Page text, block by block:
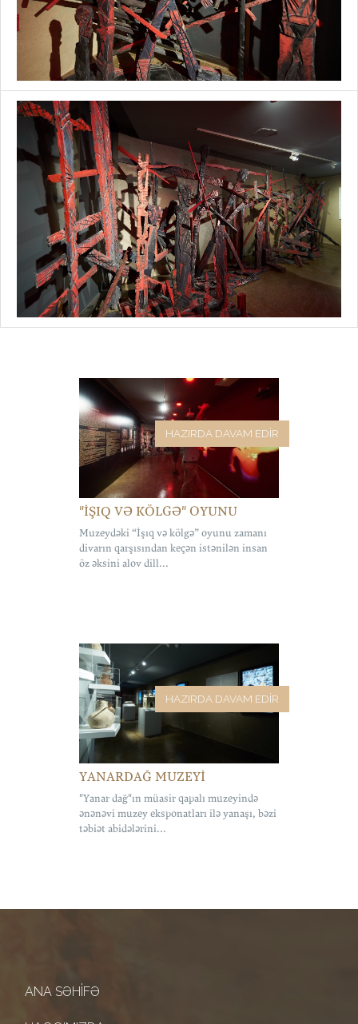
HAZIRDA DAVAM EDIR
"İŞIQ VƏ KÖLGƏ" OYUNU
Muzeydəki “İşıq və kölgə” oyunu zamanı
divarın qarşısından keçən istənilən insan
öz əksini alov dill...
HAZIRDA DAVAM EDIR
YANARDAĞ MUZEYİ
"Yanar dağ"ın müasir qapalı muzeyində
ənənəvi muzey eksponatları ilə yanaşı, bəzi
təbiət abidələrini...
ANA SƏHIFƏ